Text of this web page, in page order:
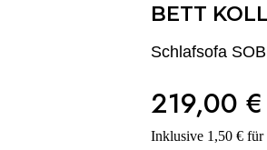
BETT
Schlafsofa
219,00 €
Inklusive 1,50 € für